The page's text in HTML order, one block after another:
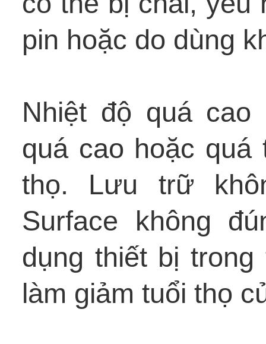
pin hoặc do dùng
Nhiệt độ quá cao
quá cao hoặc quá
thọ. Lưu trữ
Surface không
dụng thiết bị
làm giảm tuổi thọ